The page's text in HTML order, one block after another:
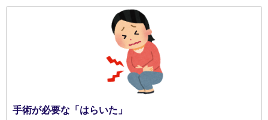
手術が必要な「はらいた」